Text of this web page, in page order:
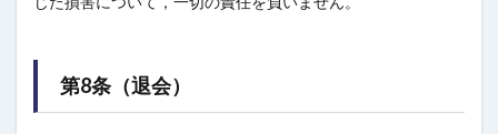
第8条（退会）